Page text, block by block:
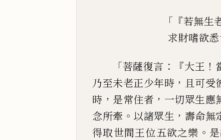
「『若無生
求財嗜欲
「菩薩復言 ：『大王 ！
乃至未老正少年時 ， 且可受
時 ， 是常住者 ， 一切眾生應
念所牽 。 以諸眾生 ， 壽命無
得取世間王位五欲之樂 。